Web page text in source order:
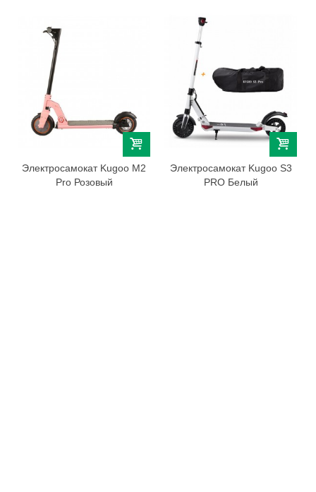
Электросамокат Kugoo M2
Pro Розовый
Электросамокат Kugoo S3
PRO Белый